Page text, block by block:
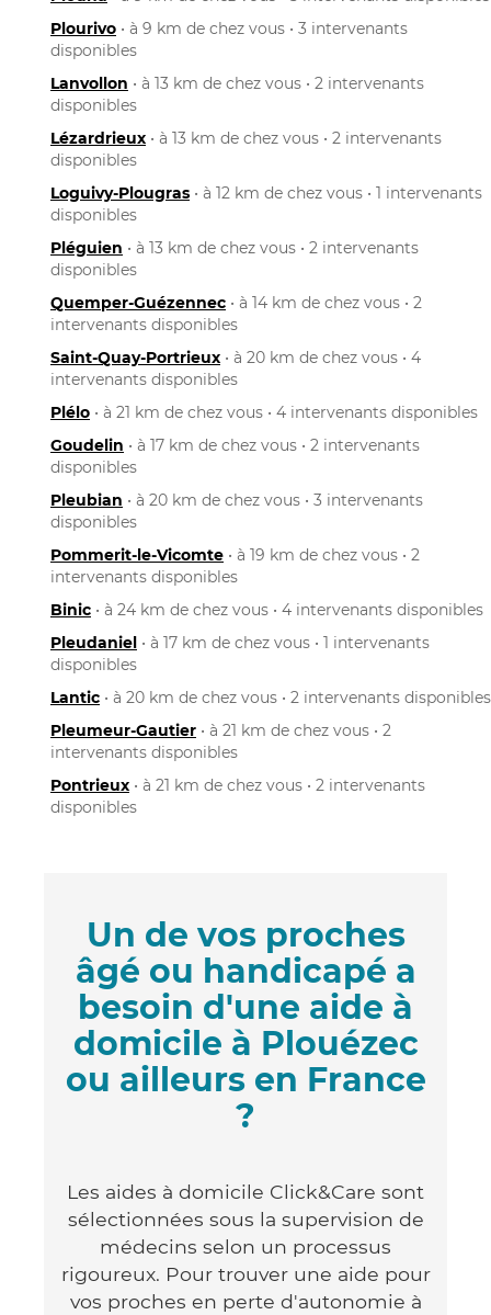
Plourivo • à 9 km de chez vous • 3 intervenants
disponibles
Lanvollon • à 13 km de chez vous • 2 intervenants
disponibles
Lézardrieux • à 13 km de chez vous • 2 intervenants
disponibles
Loguivy-Plougras • à 12 km de chez vous • 1 intervenants
disponibles
Pléguien • à 13 km de chez vous • 2 intervenants
disponibles
Quemper-Guézennec • à 14 km de chez vous • 2
intervenants disponibles
Saint-Quay-Portrieux • à 20 km de chez vous • 4
intervenants disponibles
Plélo • à 21 km de chez vous • 4 intervenants disponibles
Goudelin • à 17 km de chez vous • 2 intervenants
disponibles
Pleubian • à 20 km de chez vous • 3 intervenants
disponibles
Pommerit-le-Vicomte • à 19 km de chez vous • 2
intervenants disponibles
Binic • à 24 km de chez vous • 4 intervenants disponibles
Pleudaniel • à 17 km de chez vous • 1 intervenants
disponibles
Lantic • à 20 km de chez vous • 2 intervenants disponibles
Pleumeur-Gautier • à 21 km de chez vous • 2
intervenants disponibles
Pontrieux • à 21 km de chez vous • 2 intervenants
disponibles
Un de vos proches
âgé ou handicapé a
besoin d'une aide à
domicile à Plouézec
ou ailleurs en France
?
Les aides à domicile Click&Care sont
sélectionnées sous la supervision de
médecins selon un processus
rigoureux. Pour trouver une aide pour
vos proches en perte d'autonomie à